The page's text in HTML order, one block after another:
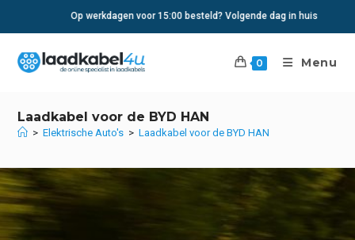
Op werkdagen voor 15:00 besteld? Volgende dag in huis
0 Menu
Laadkabel voor de BYD HAN
> Elektrische Auto's > Laadkabel voor de BYD HAN